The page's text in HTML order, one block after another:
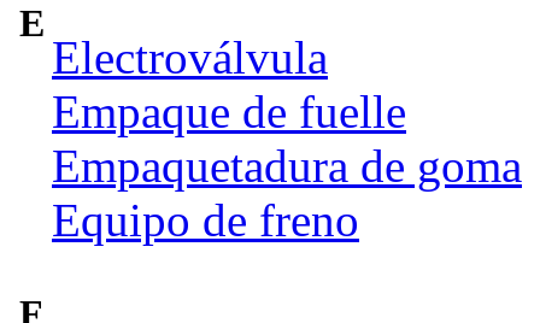
E
Electroválvula
Empaque de fuelle
Empaquetadura de goma
Equipo de freno
F